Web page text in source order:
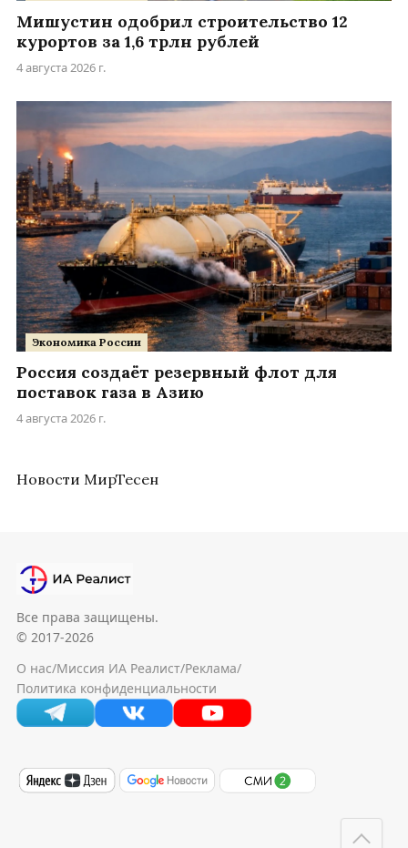
Мишустин одобрил строительство 12
курортов за 1,6 трлн рублей
4 августа 2026 г.
Экономика России
Россия создаёт резервный флот для
поставок газа в Азию
4 августа 2026 г.
Новости МирТесен
Все права защищены.
© 2017-2026
О нас/Миссия ИА Реалист/Реклама/
Политика конфиденциальности